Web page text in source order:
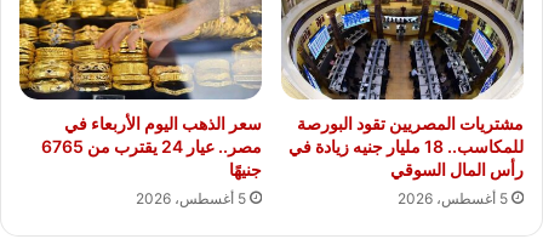
مشتريات المصريين تقود البورصة
للمكاسب.. 18 مليار جنيه زيادة في
رأس المال السوقي
5 أغسطس، 2026
سعر الذهب اليوم الأربعاء في
مصر.. عيار 24 يقترب من 6765
جنيهًا
5 أغسطس، 2026